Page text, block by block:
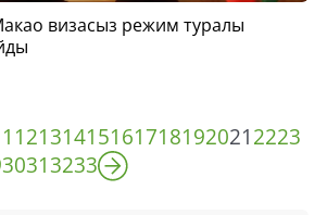
визасыз режим туралы
121314151617181920212223
30313233